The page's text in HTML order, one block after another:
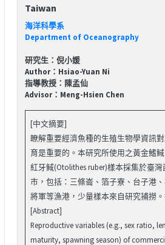
Taiwan
海洋科學系
Department of Oceanography
研究生：倪小媛
Author：Hsiao-Yuan Ni
指導教授：陳孟仙
Advisor：Meng-Hsien Chen
[中文摘要]
瞭解重要經濟魚種的生殖生物學資訊
育是重要的。本研究所使用之黃金鰭䱛
紅牙䱛(Otolithes ruber)樣本採集於臺
市，包括：三條崙、箔子寮、台子港
將軍等漁港，少量樣本來自研究捕撈。
[Abstract]
Reproductive variables (e.g., sex ratio,
maturity, spawning season) of